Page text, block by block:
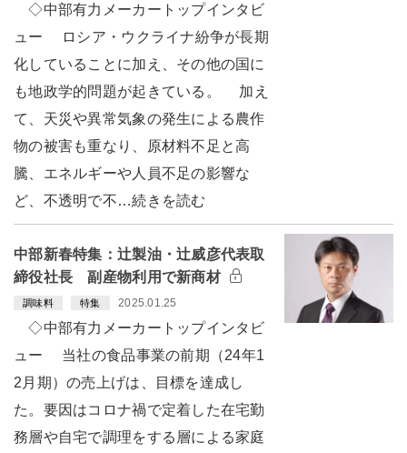
◇中部有力メーカートップインタビ
ュー ロシア・ウクライナ紛争が長期
化していることに加え、その他の国に
も地政学的問題が起きている。 加え
て、天災や異常気象の発生による農作
物の被害も重なり、原材料不足と高
騰、エネルギーや人員不足の影響な
ど、不透明で不…続きを読む
中部新春特集：辻製油・辻威彦代表取
締役社長 副産物利用で新商材
調味料 特集 2025.01.25
◇中部有力メーカートップインタビ
ュー 当社の食品事業の前期（24年1
2月期）の売上げは、目標を達成し
た。要因はコロナ禍で定着した在宅勤
務層や自宅で調理をする層による家庭